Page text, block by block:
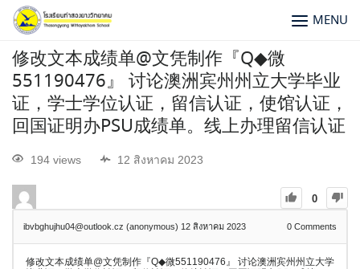
MENU
修改文本成绩单@文凭制作『Q◆微
551190476』 讨论澳洲宾州州立大学毕业
证，学士学位认证，留信认证，使馆认证，
回国证明办PSU成绩单。线上办理留信认证
194 views 12 สิงหาคม 2023
0
ibvbghujhu04@outlook.cz (anonymous) 12 สิงหาคม 2023 0 Comments
修改文本成绩单@文凭制作『Q◆微551190476』 讨论澳洲宾州州立大学